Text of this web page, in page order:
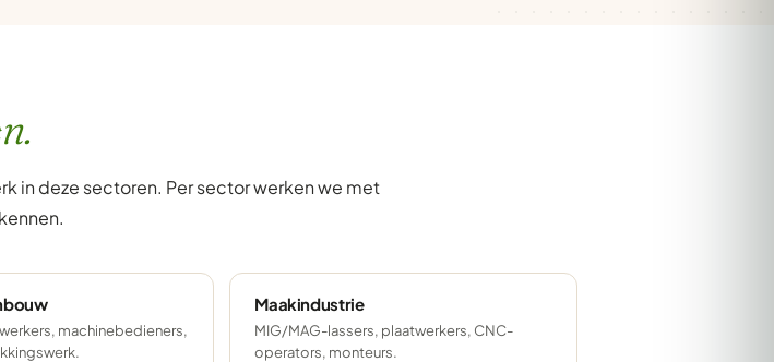
in deze sectoren. Per sector werken we met
machinebedieners,
Maakindustrie
MIG/MAG-lassers, plaatwerkers, CNC-
operators, monteurs.